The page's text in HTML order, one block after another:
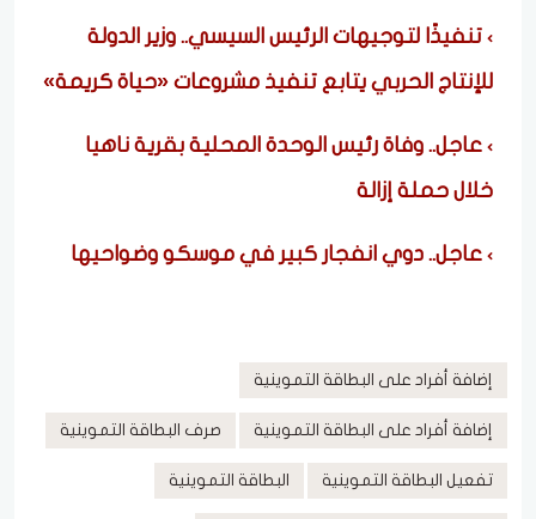
تنفيذًا لتوجيهات الرئيس السيسي.. وزير الدولة
للإنتاج الحربي يتابع تنفيذ مشروعات «حياة كريمة»
عاجل.. وفاة رئيس الوحدة المحلية بقرية ناهيا
خلال حملة إزالة
عاجل.. دوي انفجار كبير في موسكو وضواحيها
إضافة أفراد على البطاقة التموينية
إضافة أفراد على البطاقة التموينية صرف البطاقة التموينية
تفعيل البطاقة التموينية البطاقة التموينية